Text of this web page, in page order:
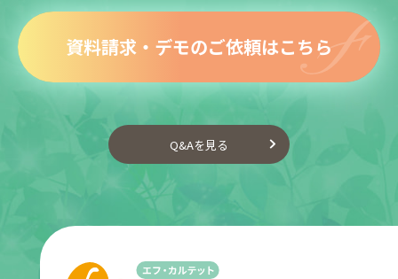
資料請求・デモのご依頼はこちら
Q&Aを見る